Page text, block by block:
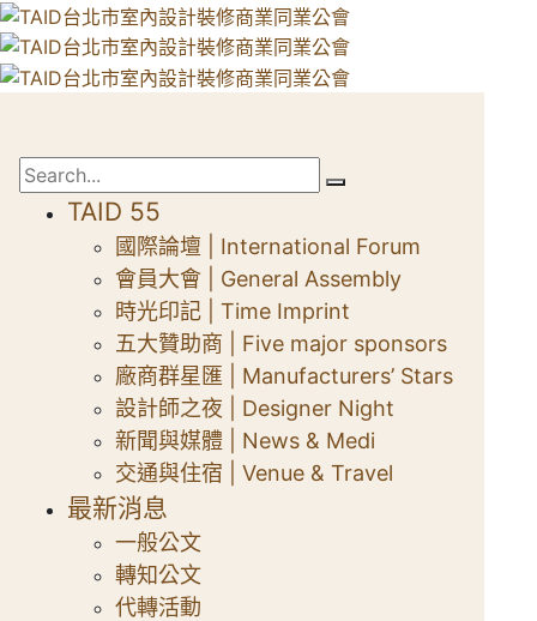
TAID 55
國際論壇 | International Forum
會員大會 | General Assembly
時光印記 | Time Imprint
五大贊助商 | Five major sponsors
廠商群星匯 | Manufacturers’ Stars
設計師之夜 | Designer Night
新聞與媒體 | News & Medi
交通與住宿 | Venue & Travel
最新消息
一般公文
轉知公文
代轉活動